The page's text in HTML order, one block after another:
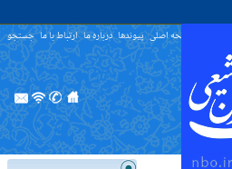
صفحه اصلی پیوندها درباره ما ارتباط با ما جستجو